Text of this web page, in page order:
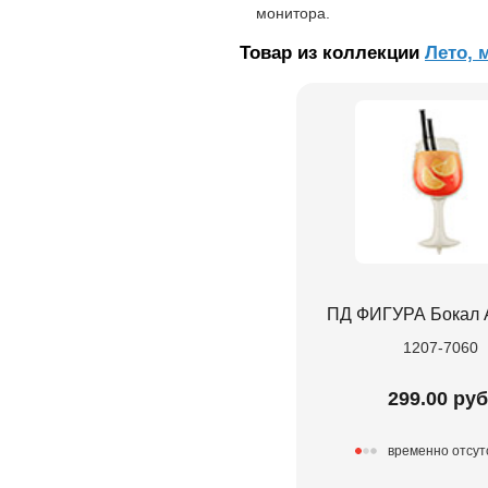
монитора.
Товар из коллекции Лето,
ПД ФИГУРА Бокал
1207-7060
299.00
временно